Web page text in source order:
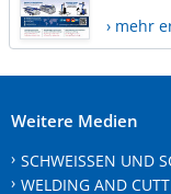
› mehr
Weitere Medien
SCHWEISSEN UND
WELDING AND